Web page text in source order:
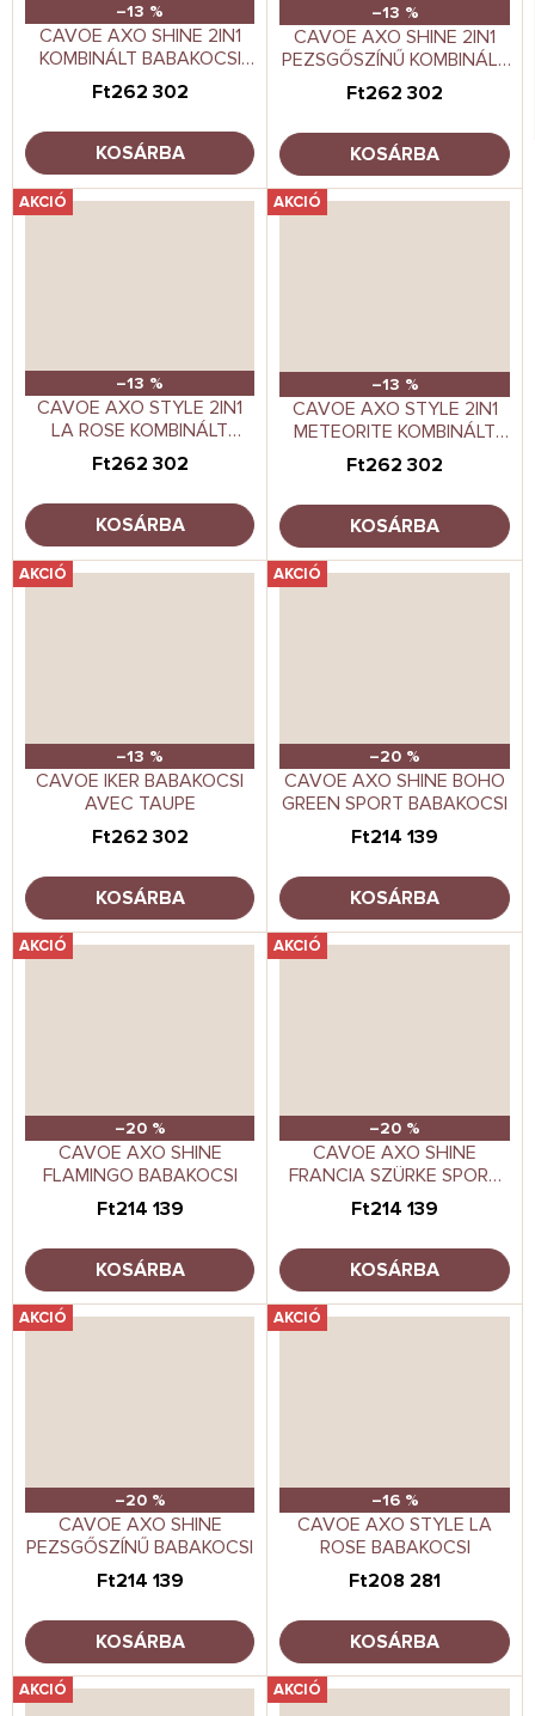
–13 %
CAVOE AXO SHINE 2IN1
KOMBINÁLT BABAKOCSI
BOHO GREEN
Ft262 302
KOSÁRBA
–13 %
CAVOE AXO SHINE 2IN1
PEZSGŐSZÍNŰ KOMBINÁLT
BABAKOCSI
Ft262 302
KOSÁRBA
AKCIÓ
–13 %
CAVOE AXO STYLE 2IN1
LA ROSE KOMBINÁLT
BABAKOCSI
Ft262 302
KOSÁRBA
AKCIÓ
–13 %
CAVOE AXO STYLE 2IN1
METEORITE KOMBINÁLT
BABAKOCSI
Ft262 302
KOSÁRBA
AKCIÓ
–13 %
CAVOE IKER BABAKOCSI
AVEC TAUPE
Ft262 302
KOSÁRBA
AKCIÓ
–20 %
CAVOE AXO SHINE BOHO
GREEN SPORT BABAKOCSI
Ft214 139
KOSÁRBA
AKCIÓ
–20 %
CAVOE AXO SHINE
FLAMINGO BABAKOCSI
Ft214 139
KOSÁRBA
AKCIÓ
–20 %
CAVOE AXO SHINE
FRANCIA SZÜRKE SPORT
BABAKOCSI
Ft214 139
KOSÁRBA
AKCIÓ
–20 %
CAVOE AXO SHINE
PEZSGŐSZÍNŰ BABAKOCSI
Ft214 139
KOSÁRBA
AKCIÓ
–16 %
CAVOE AXO STYLE LA
ROSE BABAKOCSI
Ft208 281
KOSÁRBA
AKCIÓ AKCIÓ